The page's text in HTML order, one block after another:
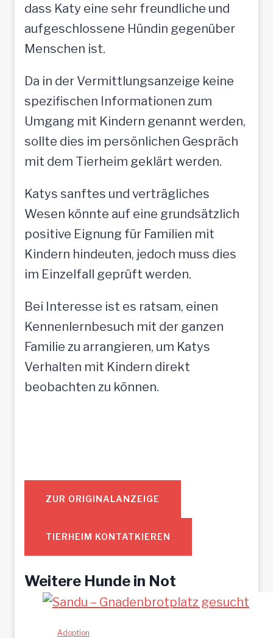
dass Katy eine sehr freundliche und
aufgeschlossene Hündin gegenüber
Menschen ist.
Da in der Vermittlungsanzeige keine
spezifischen Informationen zum
Umgang mit Kindern genannt werden,
sollte dies im persönlichen Gespräch
mit dem Tierheim geklärt werden.
Katys sanftes und verträgliches
Wesen könnte auf eine grundsätzlich
positive Eignung für Familien mit
Kindern hindeuten, jedoch muss dies
im Einzelfall geprüft werden.
Bei Interesse ist es ratsam, einen
Kennenlernbesuch mit der ganzen
Familie zu arrangieren, um Katys
Verhalten mit Kindern direkt
beobachten zu können.
ZUR ORIGINALANZEIGE
TIERHEIM KONTATKIEREN
Weitere Hunde in Not
Adoption